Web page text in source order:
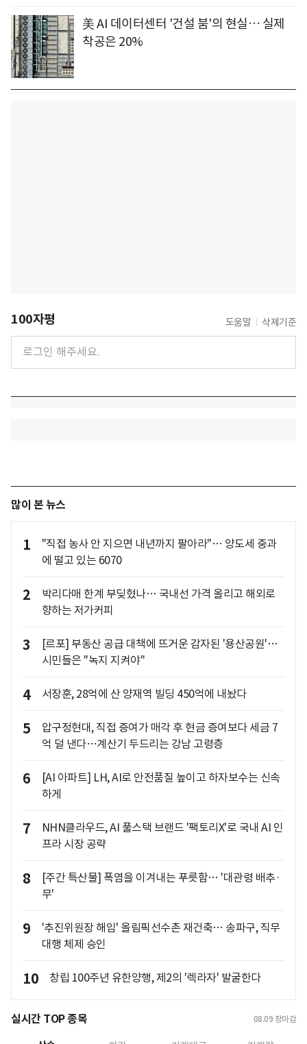
美 AI 데이터센터 '건설 붐'의 현실… 실제
착공은 20%
100자평 도움말 삭제기준
많이 본 뉴스
1
"직접 농사 안 지으면 내년까지 팔아라"… 양도세 중과
에 떨고 있는 6070
2
박리다매 한계 부딪혔나… 국내선 가격 올리고 해외로
향하는 저가커피
3
[르포] 부동산 공급 대책에 뜨거운 감자된 '용산공원'…
시민들은 "녹지 지켜야"
4 서장훈, 28억에 산 양재역 빌딩 450억에 내놨다
5
압구정현대, 직접 증여가 매각 후 현금 증여보다 세금 7
억 덜 낸다…계산기 두드리는 강남 고령층
6
[AI 아파트] LH, AI로 안전품질 높이고 하자보수는 신속
하게
7
NHN클라우드, AI 풀스택 브랜드 '팩토리X'로 국내 AI 인
프라 시장 공략
8
[주간 특산물] 폭염을 이겨내는 푸릇함… '대관령 배추·
무'
9
'추진위원장 해임' 올림픽선수촌 재건축… 송파구, 직무
대행 체제 승인
10 창립 100주년 유한양행, 제2의 '렉라자' 발굴한다
실시간 TOP 종목 08.09 장마감